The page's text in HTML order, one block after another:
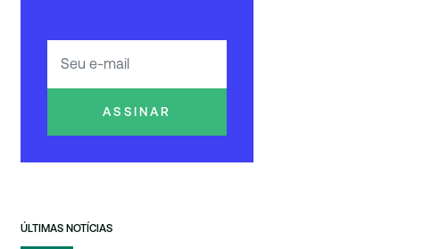
ASSINAR
ÚLTIMAS NOTÍCIAS